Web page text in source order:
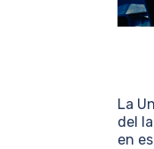
La
del
en